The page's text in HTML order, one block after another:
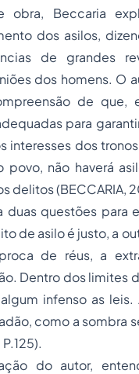
obra, Beccaria
dos asilos,
de grandes
dos homens. O
de que,
para
interesses dos
povo, não haverá
delitos (BECCARIA,
duas questões para
de asilo é justo, a
de réus, a
Dentro dos limites
infenso as
como a sombra
do autor,